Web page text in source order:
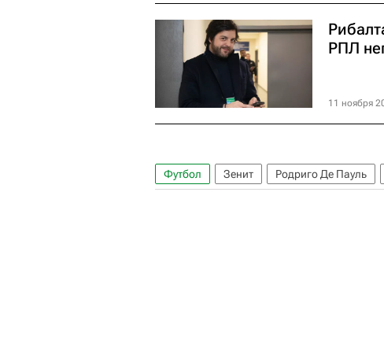
РПЛ
11 ноября
Футбол Зенит Родриго Де Пауль